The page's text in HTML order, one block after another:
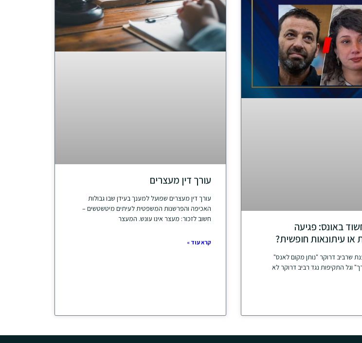
באונס: פגיעה
או עיתונאות חופשית?
שרביב דרוקר "נותן מקום לאנס"
וגל התקיפות נגד רביב דרוקר לא
עורך דין מעצרים
עורך דין מעצרים שפועל למענך בעידן שבו גבולות
האכיפה והפרשנות המשפטית לעיתים מיטשטשים –
חשוב לזכור: מעצר אינו עונש. המעצר
קרא עוד »